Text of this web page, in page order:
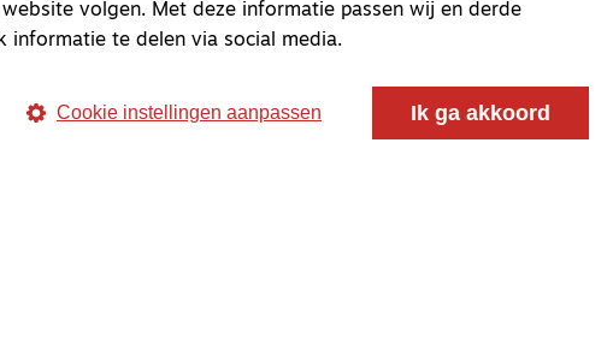
86
volgen. Met deze informatie passen wij en derde
informatie te delen via social media.
Cookie instellingen aanpassen Ik ga akkoord